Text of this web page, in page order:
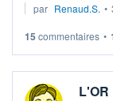
Investissement
par Renaud.S. •
15 commentaires •
L'OR